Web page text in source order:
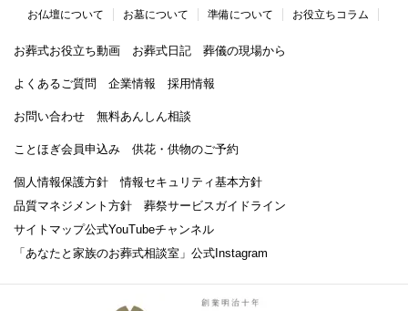
お仏壇について
お墓について 準備について お役立ちコラム
お葬式お役立ち動画 お葬式日記 葬儀の現場から
よくあるご質問 企業情報 採用情報
お問い合わせ 無料あんしん相談
ことほぎ会員申込み 供花・供物のご予約
個人情報保護方針
情報セキュリティ基本方針
品質マネジメント方針
葬祭サービスガイドライン
サイトマップ公式YouTubeチャンネル
「あなたと家族のお葬式相談室」 公式Instagram